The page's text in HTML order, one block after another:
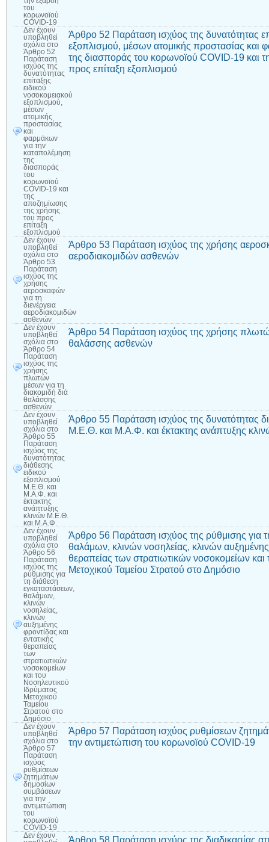
του
κορωνοϊού
COVID-19
Δεν έχουν
υποβληθεί
σχόλια στο
Άρθρο 52
Παράταση
ισχύος της
δυνατότητας
επίταξης
ειδικού
νοσοκομειακού
εξοπλισμού,
μέσων
ατομικής
προστασίας
και
φαρμάκων
για την
καταπολέμηση
της
διασποράς
του
κορωνοϊού
COVID-19 και
της
αποζημίωσης
της χρήσης
του προς
επίταξη
εξοπλισμού
Άρθρο 52 Παράταση ισχύος της δυνατότητας
εξοπλισμού, μέσων ατομικής προστασίας και
της διασποράς του κορωνοϊού COVID-19 και
προς επίταξη εξοπλισμού
Δεν έχουν
υποβληθεί
σχόλια στο
Άρθρο 53
Παράταση
ισχύος της
χρήσης
αεροσκαφών
για τη
διενέργεια
αεροδιακομιδών
ασθενών
Άρθρο 53 Παράταση ισχύος της χρήσης
αεροδιακομιδών ασθενών
Δεν έχουν
υποβληθεί
σχόλια στο
Άρθρο 54
Παράταση
ισχύος της
χρήσης
πλωτών
μέσων για τη
διακομιδή διά
θαλάσσης
ασθενών
Άρθρο 54 Παράταση ισχύος της χρήσης
θαλάσσης ασθενών
Δεν έχουν
υποβληθεί
σχόλια στο
Άρθρο 55
Παράταση
ισχύος της
δυνατότητας
διάθεσης
ειδικού
εξοπλισμού
Μ.Ε.Θ. και
Μ.Α.Φ. και
έκτακτης
ανάπτυξης
κλινών Μ.Ε.Θ.
και Μ.Α.Φ.
Άρθρο 55 Παράταση ισχύος της δυνατότητας
Μ.Ε.Θ. και Μ.Α.Φ. και έκτακτης ανάπτυξης
Δεν έχουν
υποβληθεί
σχόλια στο
Άρθρο 56
Παράταση
ισχύος της
ρύθμισης για
τη διάθεση
εγκαταστάσεων,
θαλάμων,
κλινών
νοσηλείας,
κλινών
αυξημένης
φροντίδας και
εντατικής
θεραπείας
των
στρατιωτικών
νοσοκομείων
και του
Νοσηλευτικού
Ιδρύματος
Μετοχικού
Ταμείου
Στρατού στο
Δημόσιο
Άρθρο 56 Παράταση ισχύος της ρύθμισης για
θαλάμων, κλινών νοσηλείας, κλινών αυξημένης
θεραπείας των στρατιωτικών νοσοκομείων
Μετοχικού Ταμείου Στρατού στο Δημόσιο
Δεν έχουν
υποβληθεί
σχόλια στο
Άρθρο 57
Παράταση
ισχύος
ρυθμίσεων
ζητημάτων
δημοσίων
συμβάσεων
για την
αντιμετώπιση
του
κορωνοϊού
COVID-19
Άρθρο 57 Παράταση ισχύος ρυθμίσεων
την αντιμετώπιση του κορωνοϊού COVID-19
Δεν έχουν
Άρθρο 58 Παράταση ισχύος της διαδικασίας